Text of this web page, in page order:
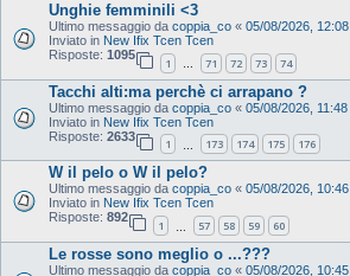
Unghie femminili <3
Ultimo messaggio da coppia_co « 05/08/2026, 12:08
Inviato in New Ifix Tcen Tcen
Risposte: 1095
1 … 71 72 73 74
Tacchi alti:ma perchè ci arrapano ?
Ultimo messaggio da coppia_co « 05/08/2026, 11:48
Inviato in New Ifix Tcen Tcen
Risposte: 2633
1 173 174 175 176
W il pelo o W il pelo?
Ultimo messaggio da coppia_co « 05/08/2026, 10:46
Inviato in New Ifix Tcen Tcen
Risposte: 892
1 57 58 59 60
Le rosse sono meglio o ...???
Ultimo messaggio da coppia_co « 05/08/2026, 10:45